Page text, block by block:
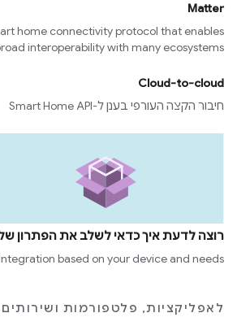
Matter
home connectivity protocol that enables
interoperability with many ecosystems
Cloud-to-cloud
חיבור הקצה העורפי בענן ל-Smart Home API
רוצה לדעת איך כדאי לשלב את הפתרון
based on your device and needs
לאפליקציות, פלטפורמות ושירותים